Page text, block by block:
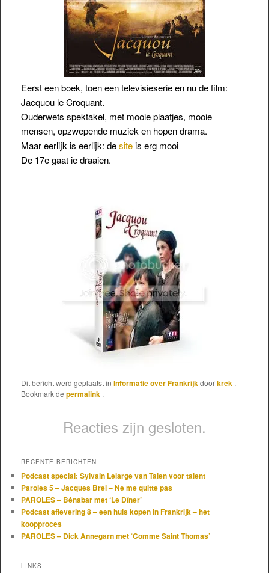
Eerst een boek, toen een televisieserie en nu de film:
Jacquou le Croquant.
Ouderwets spektakel, met mooie plaatjes, mooie
mensen, opzwepende muziek en hopen drama.
Maar eerlijk is eerlijk: desiteis erg mooi
De 17e gaat ie draaien.
Dit bericht werd geplaatst in Informatie over Frankrijkdoorkrek .
Bookmark de permalink .
Reacties zijn gesloten.
RECENTE BERICHTEN
Podcast special: Sylvain Lelarge van Talen voor talent
Paroles 5 – Jacques Brel – Ne me quitte pas
PAROLES – Bénabar met ‘Le Dîner’
Podcast aflevering 8 – een huis kopen in Frankrijk – het
koopproces
PAROLES – Dick Annegarn met ‘Comme Saint Thomas’
LINKS